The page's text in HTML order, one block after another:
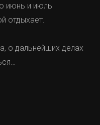
июнь и июль
отдыхает.
о дальнейших делах